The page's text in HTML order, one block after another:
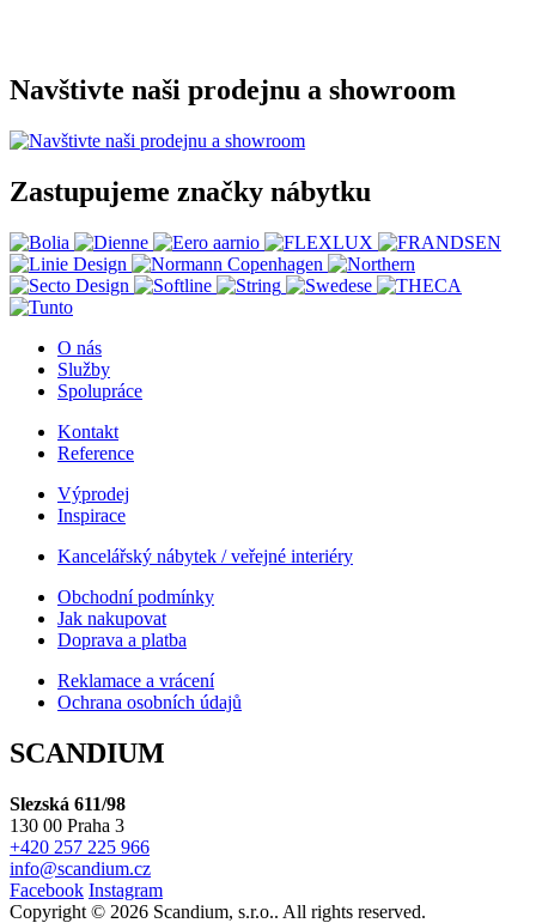
Navštivte naši prodejnu a showroom
Zastupujeme značky nábytku
O nás
Služby
Spolupráce
Kontakt
Reference
Výprodej
Inspirace
Kancelářský nábytek / veřejné interiéry
Obchodní podmínky
Jak nakupovat
Doprava a platba
Reklamace a vrácení
Ochrana osobních údajů
SCANDIUM
Slezská 611/98
130 00 Praha 3
+420 257 225 966
info@scandium.cz
Facebook Instagram
Copyright © 2026 Scandium, s.r.o.. All rights reserved.